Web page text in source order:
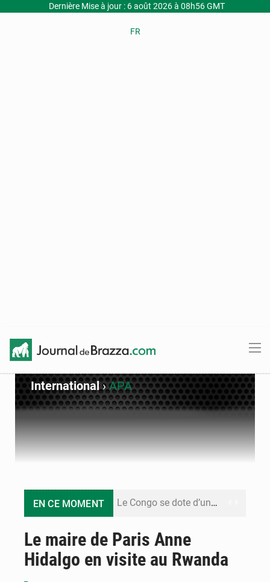
Dernière Mise à jour : 6 août 2026 à 08h56 GMT
FR
International›APA
EN CE MOMENT Le Congo se dote d’un programme national pour valoriser les produits forestiers non ligneux
Cémac : la Commission présente à Denis Sassou N’Guesso sa feuille de route
Le maire de Paris Anne
Hidalgo en visite au Rwanda